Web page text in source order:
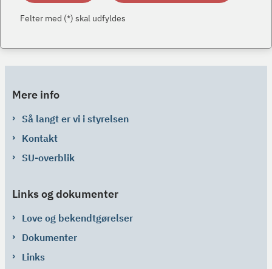
Felter med (*) skal udfyldes
Mere info
Så langt er vi i styrelsen
Kontakt
SU-overblik
Links og dokumenter
Love og bekendtgørelser
Dokumenter
Links